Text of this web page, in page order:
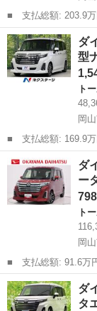
■ 支払総額: 203.9万円 ■ 車両本体価格： 1,948,000 円 ■ メーカ
ー名： ダイハツ ■
Ｇ パノラマモニタ
ースライ...
岡山 岡山市
ダ
型
ト
岡
■ 支払総額: 169.9万円 ■ 車両本体価格： 1,543,000 円 ■ メーカ
ー名： ダイハツ ■
Ｇ ターボ 純正９
コ ＥＴＣ...
岡山 岡山市
ダ
ー
ト
岡
■ 支払総額: 91.6万円 ■ 車両本体価格： 798,000 円 ■ メーカー
名： ダイハツ ■
ターボ シートヒー
キーフリー ...
岡山 岡山市
ダ
タ